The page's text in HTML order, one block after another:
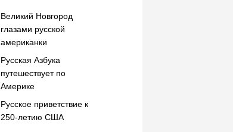
Великий Новгород
глазами русской
американки
Русская Азбука
путешествует по
Америке
Русское приветствие к
250-летию США